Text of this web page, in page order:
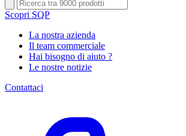
Scopri SQP
La nostra azienda
Il team commerciale
Hai bisogno di aiuto ?
Le nostre notizie
Contattaci